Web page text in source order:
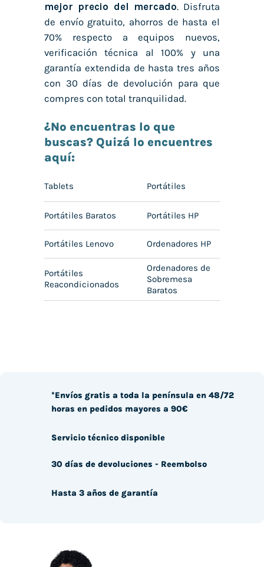
mejor precio del mercado. Disfruta
de envío gratuito, ahorros de hasta el
70% respecto a equipos nuevos,
verificación técnica al 100% y una
garantía extendida de hasta tres años
con 30 días de devolución para que
compres con total tranquilidad.
¿No encuentras lo que
buscas? Quizá lo encuentres
aquí:
Tablets Portátiles
Portátiles Baratos Portátiles HP
Portátiles Lenovo Ordenadores HP
Portátiles
Reacondicionados
Ordenadores de
Sobremesa
Baratos
*Envíos gratis a toda la península en 48/72
horas en pedidos mayores a 90€
Servicio técnico disponible
30 días de devoluciones - Reembolso
Hasta 3 años de garantía